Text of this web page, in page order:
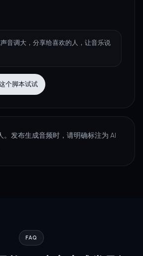
音调大，分享给喜欢的人，让音乐说
个脚本试试
。发布生成音频时，请明确标注为 AI
FAQ